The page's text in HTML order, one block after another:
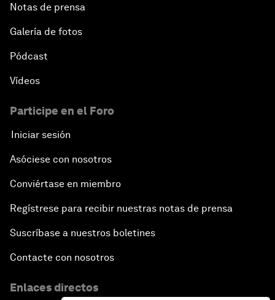
Notas de prensa
Galería de fotos
Pódcast
Vídeos
Participe en el Foro
Iniciar sesión
Asóciese con nosotros
Conviértase en miembro
Regístrese para recibir nuestras notas de prensa
Suscríbase a nuestros boletines
Contacte con nosotros
Enlaces directos